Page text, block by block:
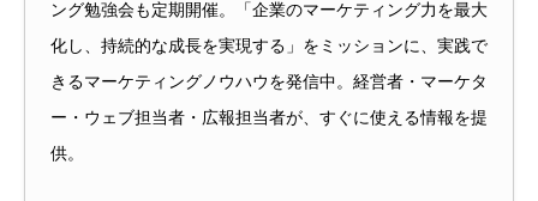
ング勉強会も定期開催。「企業のマーケティング力を最大
化し、持続的な成長を実現する」をミッションに、実践で
きるマーケティングノウハウを発信中。経営者・マーケタ
ー・ウェブ担当者・広報担当者が、すぐに使える情報を提
供。